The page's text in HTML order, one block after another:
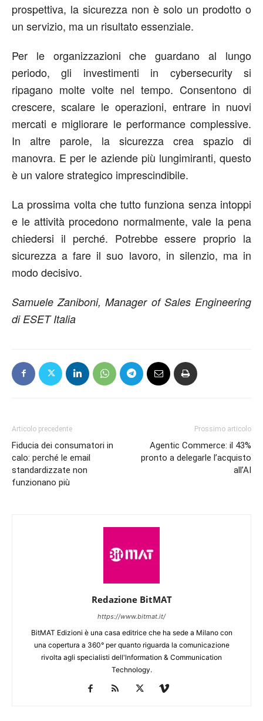
prospettiva, la sicurezza non è solo un prodotto o
un servizio, ma un risultato essenziale.
Per le organizzazioni che guardano al lungo
periodo, gli investimenti in cybersecurity si
ripagano molte volte nel tempo. Consentono di
crescere, scalare le operazioni, entrare in nuovi
mercati e migliorare le performance complessive.
In altre parole, la sicurezza crea spazio di
manovra. E per le aziende più lungimiranti, questo
è un valore strategico imprescindibile.
La prossima volta che tutto funziona senza intoppi
e le attività procedono normalmente, vale la pena
chiedersi il perché. Potrebbe essere proprio la
sicurezza a fare il suo lavoro, in silenzio, ma in
modo decisivo.
Samuele Zaniboni, Manager of Sales Engineering
di ESET Italia
Articolo precedente
Fiducia dei consumatori in
calo: perché le email
standardizzate non
funzionano più
Prossimo articolo
Agentic Commerce: il 43%
pronto a delegarle l’acquisto
all’AI
Redazione BitMAT
https://www.bitmat.it/
BitMAT Edizioni è una casa editrice che ha sede a Milano con
una copertura a 360° per quanto riguarda la comunicazione
rivolta agli specialisti dell'lnformation & Communication
Technology.